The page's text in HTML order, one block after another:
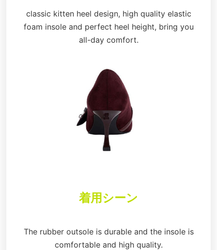
classic kitten heel design, high quality elastic
foam insole and perfect heel height, bring you
all-day comfort.
着用シーン
The rubber outsole is durable and the insole is
comfortable and high quality.